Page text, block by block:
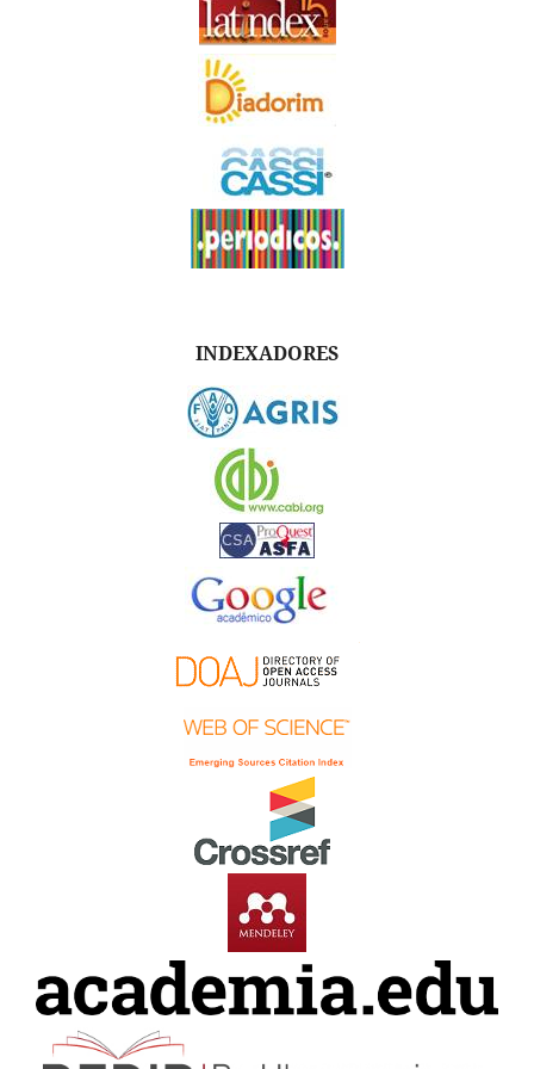
INDEXADORES